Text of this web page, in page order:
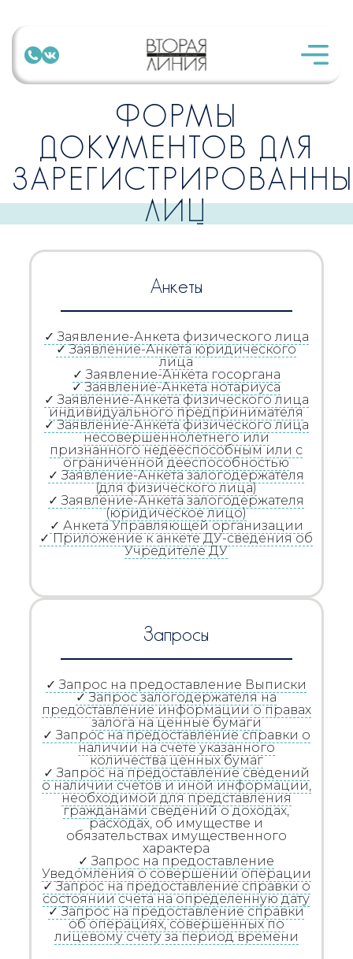
ФОРМЫ
ДОКУМЕНТОВ ДЛЯ
ЛИЦ
Анкеты
✓ Заявление-Анкета физического лица
✓ Заявление-Анкета юридического
лица
✓ Заявление-Анкета госоргана
✓ Заявление-Анкета нотариуса
✓ Заявление-Анкета физического лица
индивидуального предпринимателя
✓ Заявление-Анкета физического лица
несовершеннолетнего или
признанного недееспособным или с
ограниченной дееспособностью
✓ Заявление-Анкета залогодержателя
(для физического лица)
✓ Заявление-Анкета залогодержателя
(юридическое лицо)
✓ Анкета Управляющей организации
✓ Приложение к анкете ДУ-сведения об
Учредителе ДУ
Запросы
✓ Запрос на предоставление Выписки
✓ Запрос залогодержателя на
предоставление информации о правах
залога на ценные бумаги
✓ Запрос на предоставление справки о
наличии на счете указанного
количества ценных бумаг
✓ Запрос на предоставление сведений
о наличии счетов и иной информации,
необходимой для представления
гражданамисведений о доходах,
расходах, об имуществе и
обязательствах имущественного
характера
✓ Запрос на предоставление
Уведомления о совершении операции
✓ Запрос на предоставление справки о
состоянии счета на определенную дату
✓ Запрос на предоставление справки
об операциях, совершенных по
лицевому счёту за период времени